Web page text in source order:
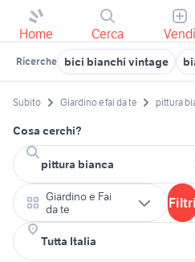
Home Cerca Vendi
Ricerche bici bianchi vintage
Subito Giardino e fai da te pittura
Cosa cerchi?
Giardino e Fai
da te
Filtri